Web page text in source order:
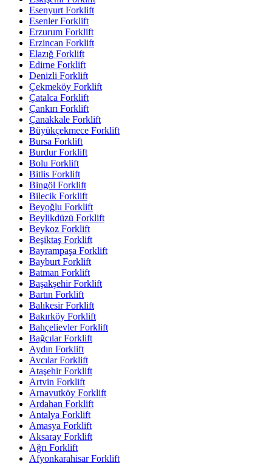
Esenyurt Forklift
Esenler Forklift
Erzurum Forklift
Erzincan Forklift
Elazığ Forklift
Edirne Forklift
Denizli Forklift
Çekmeköy Forklift
Çatalca Forklift
Çankırı Forklift
Çanakkale Forklift
Büyükçekmece Forklift
Bursa Forklift
Burdur Forklift
Bolu Forklift
Bitlis Forklift
Bingöl Forklift
Bilecik Forklift
Beyoğlu Forklift
Beylikdüzü Forklift
Beykoz Forklift
Beşiktaş Forklift
Bayrampaşa Forklift
Bayburt Forklift
Batman Forklift
Başakşehir Forklift
Bartın Forklift
Balıkesir Forklift
Bakırköy Forklift
Bahçelievler Forklift
Bağcılar Forklift
Aydın Forklift
Avcılar Forklift
Ataşehir Forklift
Artvin Forklift
Arnavutköy Forklift
Ardahan Forklift
Antalya Forklift
Amasya Forklift
Aksaray Forklift
Ağrı Forklift
Afyonkarahisar Forklift